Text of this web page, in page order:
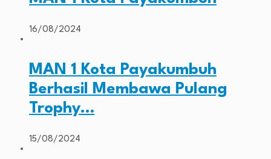
16/08/2024
MAN 1 Kota Payakumbuh
Berhasil Membawa Pulang
Trophy…
15/08/2024